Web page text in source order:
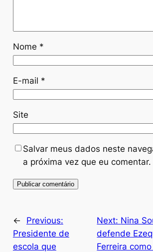
Nome *
E-mail *
Site
Salvar meus dados neste
a próxima vez que eu comentar.
←
Previous:
Presidente de
escola que
Next: Nina
defende
Ferreira